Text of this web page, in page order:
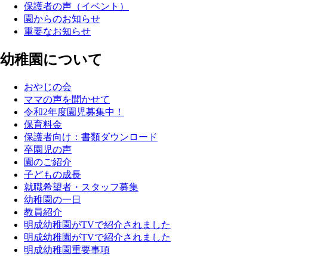
保護者の声（イベント）
園からのお知らせ
重要なお知らせ
幼稚園について
おやじの会
ママの声を聞かせて
令和2年度園児募集中！
保育料金
保護者向け：書類ダウンロード
卒園児の声
園のご紹介
子どもの成長
就職希望者・スタッフ募集
幼稚園の一日
教員紹介
明成幼稚園がTVで紹介されました
明成幼稚園がTVで紹介されました
明成幼稚園重要事項